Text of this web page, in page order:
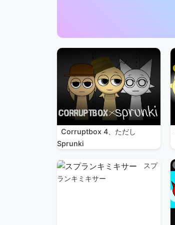
Corruptbox 4、ただし
Sprunki
スプ
ランキミキサー